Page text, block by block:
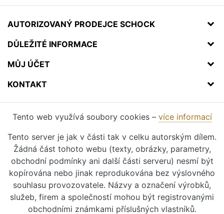
AUTORIZOVANÝ PRODEJCE SCHOCK
DŮLEŽITÉ INFORMACE
MŮJ ÚČET
KONTAKT
Tento web využívá soubory cookies – více informací
Tento server je jak v části tak v celku autorským dílem.
Žádná část tohoto webu (texty, obrázky, parametry,
obchodní podmínky ani další části serveru) nesmí být
kopírována nebo jinak reprodukována bez výslovného
souhlasu provozovatele. Názvy a označení výrobků,
služeb, firem a společností mohou být registrovanými
obchodními známkami příslušných vlastníků.